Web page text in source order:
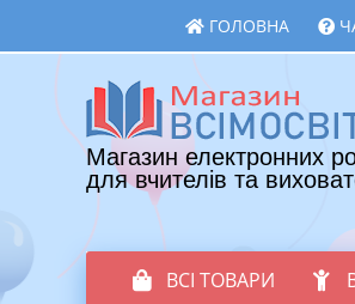
ГОЛОВНА
Магазин електронних
для вчителів та
ВСІ ТОВАРИ